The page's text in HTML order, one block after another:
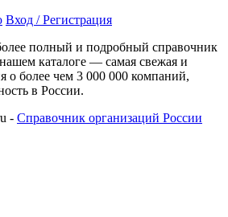
Вход / Регистрация
полный и подробный справочник
каталоге — самая свежая и
о более чем 3 000 000 компаний,
в России.
- Справочник организаций России